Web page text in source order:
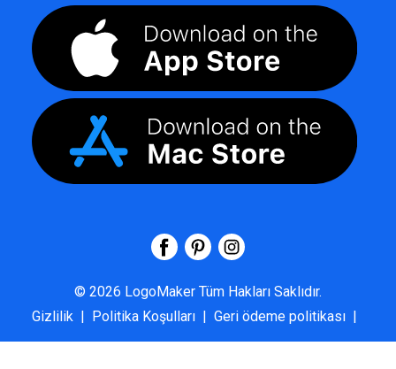
© 2026 LogoMaker Tüm Hakları Saklıdır.
Gizlilik | Politika Koşulları | Geri ödeme politikası |